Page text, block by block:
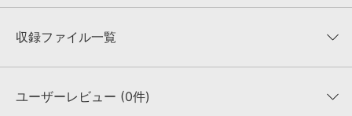
収録ファイル一覧
収録ファイル一覧
ユーザーレビュー (0件)